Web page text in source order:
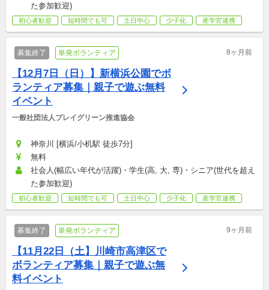
た参加歓迎)
初心者歓迎 短時間でも可 土日中心 少子化 産学官連携
募集終了 単発ボランティア 8ヶ月前
【12月7日（日）】新横浜公園でボ
ランティア募集｜親子で遊ぶ無料
イベント
一般社団法人プレイグリーン推進協会
神奈川 [横浜/小机駅 徒歩7分]
無料
社会人(幅広い年代が活躍)・学生(高, 大, 専)・シニア(世代を超え
た参加歓迎)
初心者歓迎 短時間でも可 土日中心 少子化 産学官連携
募集終了 単発ボランティア 9ヶ月前
【11月22日（土】川崎市高津区で
ボランティア募集｜親子で遊ぶ無
料イベント